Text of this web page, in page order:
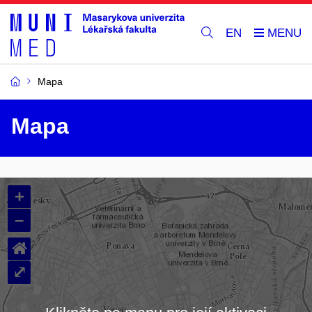
EN
Mapa
Mapa
+
–
⌂
⤢